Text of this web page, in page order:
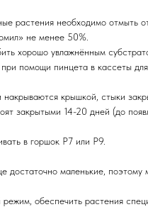
растения необходимо отмыть
не менее 50%.
хорошо увлажнённым
помощи пинцета в кассеты
крышкой, стыки
закрытыми 14-20 дней (до
в горшок Р7 или Р9.
достаточно маленькие,
обеспечить растения